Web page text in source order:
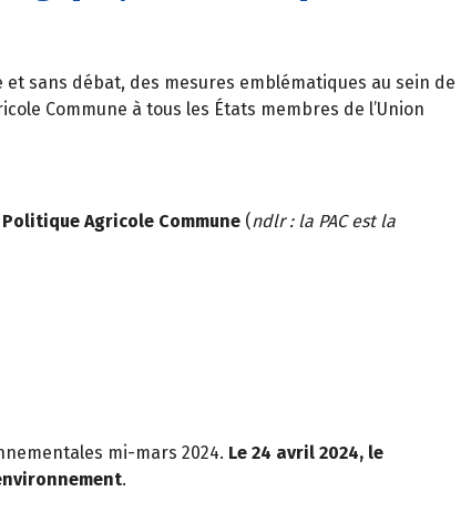
sans débat, des mesures emblématiques au sein de
Commune à tous les États membres de l’Union
Agricole Commune (ndlr : la PAC est la
mi-mars 2024. Le 24 avril 2024, le
.